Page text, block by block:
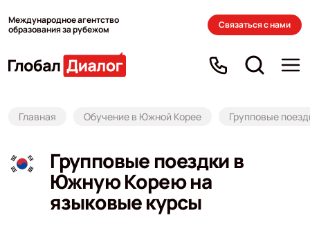
Международное агентство
образования за рубежом
Связаться с нами
Главная Обучение в Южной Корее Групповые
Групповые поездки в
Южную Корею на
языковые курсы